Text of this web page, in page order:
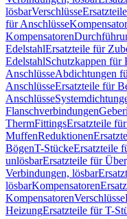
lösbarVerschlüsse
für Anschlüsse
Kompensatoren
EdelstahlErsatzteile für
EdelstahlSchutzkappen für
AnschlüsseAbdichtungen
AnschlüsseErsatzteile für
Anschlüsse
Flanschverbindungen
ThermFittingsErsatzteile
MuffenReduktionen
BögenT-StückeErsatzteile
unlösbarErsatzteile für
Verbindungen, lösbar
lösbarKompensatoren
KompensatorenVerschlüsse
HeizungErsatzteile für T-